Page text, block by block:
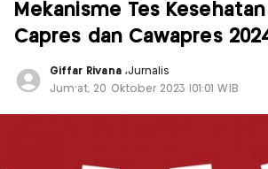
Mekanisme Tes
Capres dan Cawapres
Giffar Rivana ,Jurnalis
Jum'at, 20 Oktober 2023 |01:01 WIB